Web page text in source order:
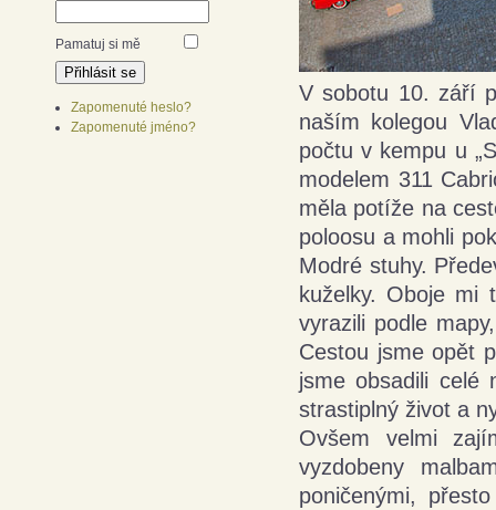
Pamatuj si mě
Zapomenuté heslo?
Zapomenuté jméno?
V sobotu 10. září
naším kolegou
počtu v kempu u
modelem 311
měla potíže na
poloosu a mohli
Modré stuhy.
kuželky. Oboje mi
vyrazili podle
Cestou jsme opět
jsme obsadili celé
strastiplný život a
Ovšem velmi
vyzdobeny
poničenými,